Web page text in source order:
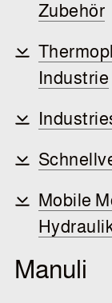
Zubehör
Industrie
Mobile
Manuli